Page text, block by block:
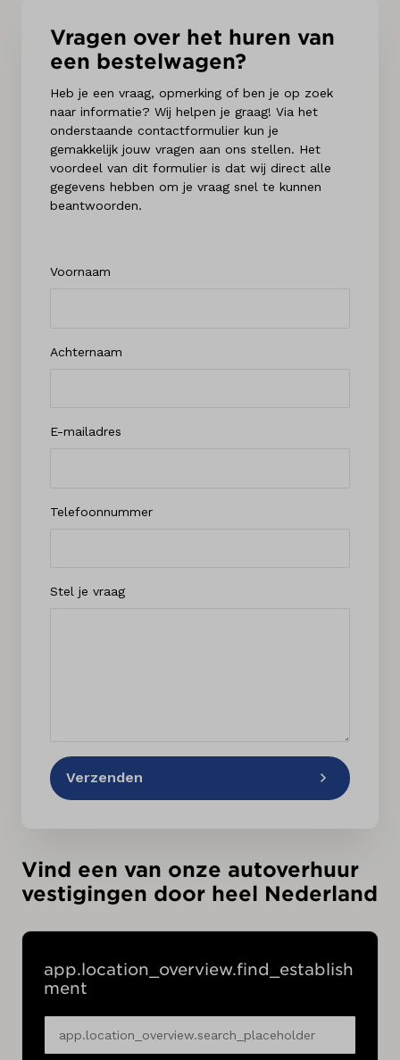
Vragen over het huren van
een bestelwagen?
Heb je een vraag, opmerking of ben je op zoek
naar informatie? Wij helpen je graag! Via het
onderstaande contactformulier kun je
gemakkelijk jouw vragen aan ons stellen. Het
voordeel van dit formulier is dat wij direct alle
gegevens hebben om je vraag snel te kunnen
beantwoorden.
Voornaam
Achternaam
E-mailadres
Telefoonnummer
Stel je vraag
Verzenden
Vind een van onze autoverhuur
vestigingen door heel Nederland
app.location_overview.find_establish
ment